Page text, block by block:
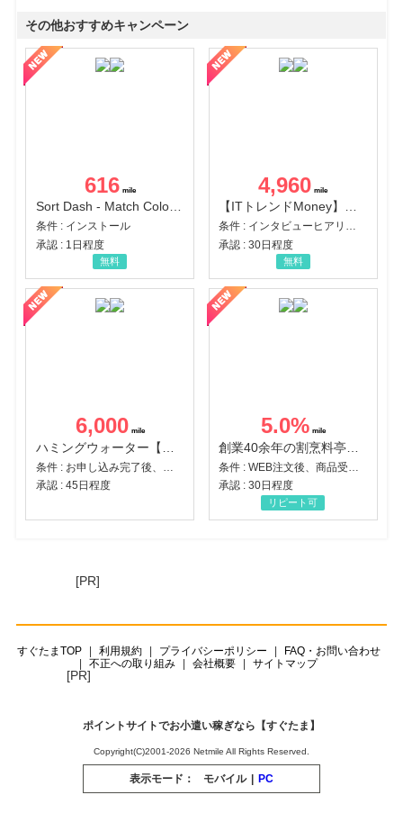
その他おすすめキャンペーン
616
Sort Dash - Match Color Puzzle（チャレンジ11完了）（Android）
条件 : インストール
承認 : 1日程度
無料
4,960
【ITトレンドMoney】相談プロモーション
条件 : インタビューヒアリング完了
承認 : 30日程度
無料
6,000
承認 : 45日程度
5.0%
承認 : 30日程度
リピート可
[PR]
すぐたまTOP 利用規約 プライバシーポリシー
FAQ・お問い合わせ
不正への取り組み
会社概要 サイトマップ
[PR]
ポイントサイトでお小遣い稼ぎなら【すぐたま】
Copyright(C)2001-2026 Netmile All Rights Reserved.
表示モード： モバイル | PC